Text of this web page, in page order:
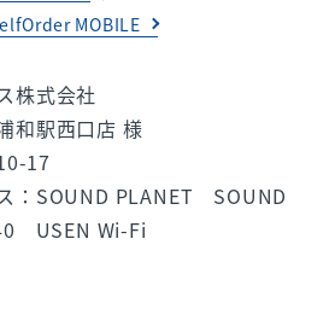
MOBILE
株式会社
和駅西口店 様
17
：SOUND PLANET SOUND
USEN Wi-Fi